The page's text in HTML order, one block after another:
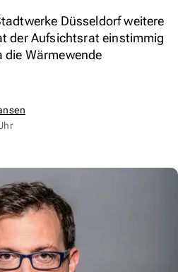
Düsseldorf weitere
der Aufsichtsrat einstimmig
die Wärmewende